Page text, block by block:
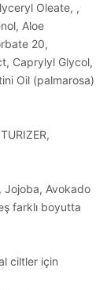
Oleate, ,
Aloe
20,
Caprylyl Glycol,
Oil (palmarosa)
Jojoba, Avokado
farklı boyutta
ciltler için